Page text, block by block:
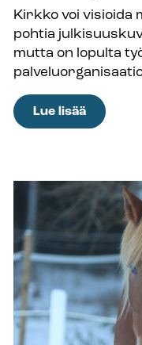
on
tila
Kirkko voi visioida
pohtia
mutta on lopulta
Lue lisää:
Kudelmat